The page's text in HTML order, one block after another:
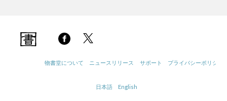
物書堂について ニュースリリース サポート プライバシーポリシー
日本語 English